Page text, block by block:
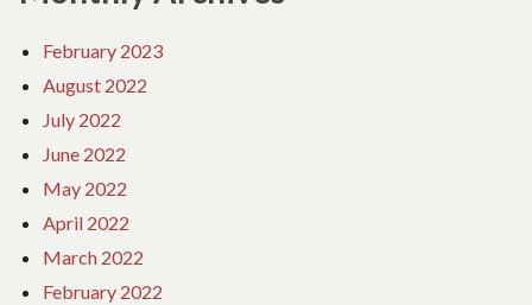
February 2023
August 2022
July 2022
June 2022
May 2022
April 2022
March 2022
February 2022